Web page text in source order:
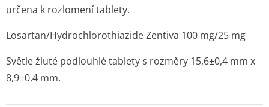
určena k rozlomení tablety.
Losartan/Hydrochlo­rothiazide Zentiva 100 mg/25 mg
Světle žluté podlouhlé tablety s rozměry 15,6±0,4 mm x
8,9±0,4 mm.